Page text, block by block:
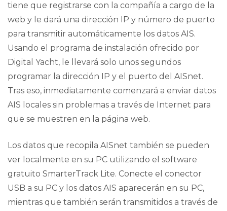
tiene que registrarse con la compañía a cargo de la
web y le dará una dirección IP y número de puerto
para transmitir automáticamente los datos AIS.
Usando el programa de instalación ofrecido por
Digital Yacht, le llevará solo unos segundos
programar la dirección IP y el puerto del AISnet.
Tras eso, inmediatamente comenzará a enviar datos
AIS locales sin problemas a través de Internet para
que se muestren en la página web.
Los datos que recopila AISnet también se pueden
ver localmente en su PC utilizando el software
gratuito SmarterTrack Lite. Conecte el conector
USB a su PC y los datos AIS aparecerán en su PC,
mientras que también serán transmitidos a través de